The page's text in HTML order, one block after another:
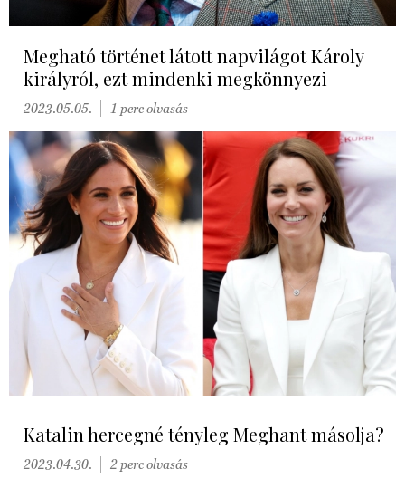
Megható történet látott napvilágot Károly
királyról, ezt mindenki megkönnyezi
2023.05.05. 1 perc olvasás
Katalin hercegné tényleg Meghant másolja?
2023.04.30. 2 perc olvasás